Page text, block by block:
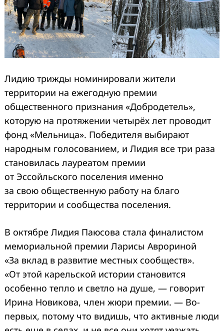
Лидию трижды номинировали жители
территории на ежегодную премии
общественного признания «Добродетель»,
которую на протяжении четырёх лет проводит
фонд «Мельница». Победителя выбирают
народным голосованием, и Лидия все три раза
становилась лауреатом премии
от Эссойльского поселения именно
за свою общественную работу на благо
территории и сообщества поселения.
В октябре Лидия Паюсова стала финалистом
мемориальной премии Ларисы Аврориной
«За вклад в развитие местных сообществ».
«От этой карельской истории становится
особенно тепло и светло на душе, — говорит
Ирина Новикова, член жюри премии. — Во-
первых, потому что видишь, что активные люди